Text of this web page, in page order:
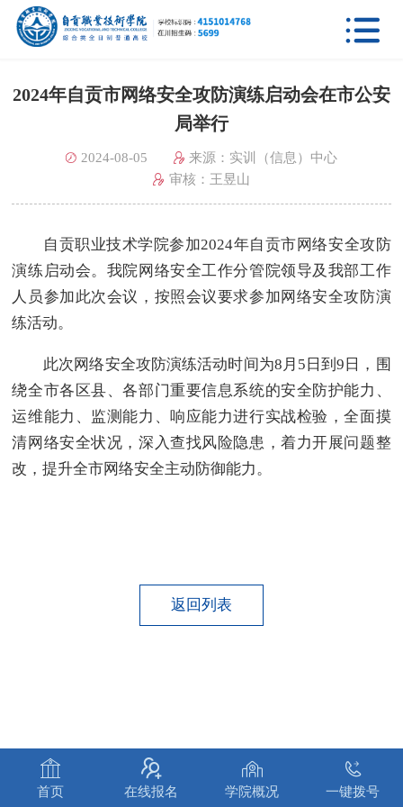

2024年自贡市网络安全攻防演练启动会在市公安
局举行
2024-08-05
来源：实训（信息）中心
审核：王昱山
自贡职业技术学院参加2024年自贡市网络安全攻防
演练启动会。 我院网络安全工作分管院领导及我部工作
人员参加此次会议，按照会议要求参加网络安全攻防演
练活动。
此次网络安全攻防演练活动时间为8月5日到9日，围
绕全市各区县、各部门重要信息系统的安全防护能力、
运维能力、监测能力、响应能力进行实战检验，全面摸
清网络安全状况，深入查找风险隐患，着力开展问题整
改，提升全市网络安全主动防御能力。
返回列表

首页

在线报名

学院概况

一键拨号